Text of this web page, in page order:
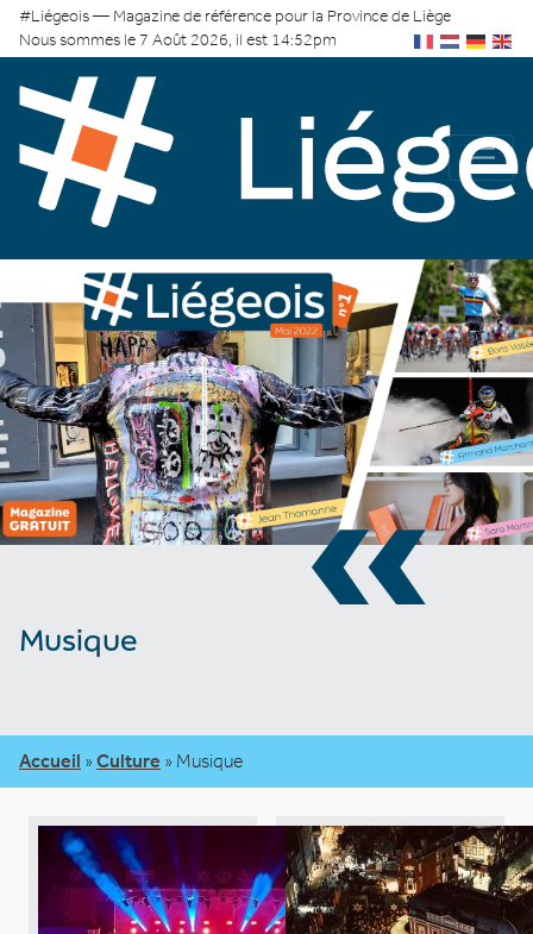
#Liégeois — Magazine de référence pour la Province de Liège
Nous sommes le 7 Août 2026, il est 14:52pm
«
Musique
Accueil » Culture » Musique